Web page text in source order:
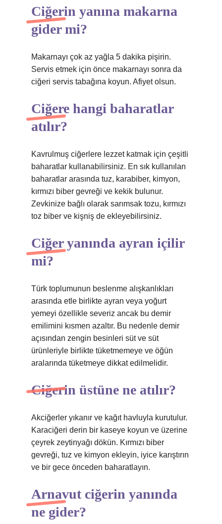
Ciğerin yanına makarna
gider mi?
Makarnayı çok az yağla 5 dakika pişirin.
Servis etmek için önce makarnayı sonra da
ciğeri servis tabağına koyun. Afiyet olsun.
Ciğere hangi baharatlar
atılır?
Kavrulmuş ciğerlere lezzet katmak için çeşitli
baharatlar kullanabilirsiniz. En sık kullanılan
baharatlar arasında tuz, karabiber, kimyon,
kırmızı biber gevreği ve kekik bulunur.
Zevkinize bağlı olarak sarımsak tozu, kırmızı
toz biber ve kişniş de ekleyebilirsiniz.
Ciğer yanında ayran içilir
mi?
Türk toplumunun beslenme alışkanlıkları
arasında etle birlikte ayran veya yoğurt
yemeyi özellikle severiz ancak bu demir
emilimini kısmen azaltır. Bu nedenle demir
açısından zengin besinleri süt ve süt
ürünleriyle birlikte tüketmemeye ve öğün
aralarında tüketmeye dikkat edilmelidir.
Ciğerin üstüne ne atılır?
Akciğerler yıkanır ve kağıt havluyla kurutulur.
Karaciğeri derin bir kaseye koyun ve üzerine
çeyrek zeytinyağı dökün. Kırmızı biber
gevreği, tuz ve kimyon ekleyin, iyice karıştırın
ve bir gece önceden baharatlayın.
Arnavut ciğerin yanında
ne gider?